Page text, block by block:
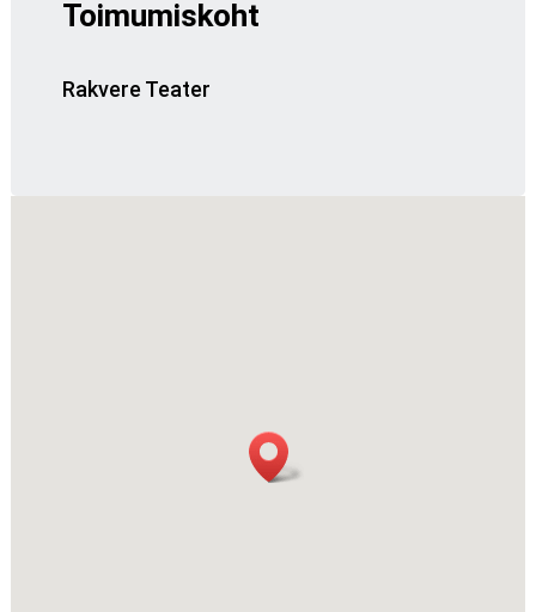
Toimumiskoht
Rakvere Teater